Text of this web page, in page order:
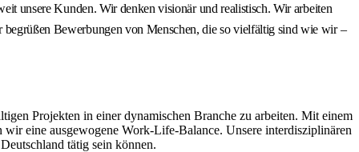
unsere Kunden. Wir denken visionär und realistisch. Wir arbeiten
Bewerbungen von Menschen, die so vielfältig sind wie wir –
Projekten in einer dynamischen Branche zu arbeiten. Mit einem
eine ausgewogene Work-Life-Balance. Unsere interdisziplinären
tätig sein können.